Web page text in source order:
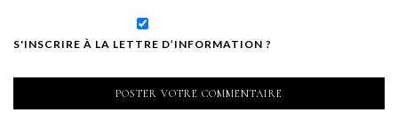
S'INSCRIRE À LA LETTRE D’INFORMATION ?